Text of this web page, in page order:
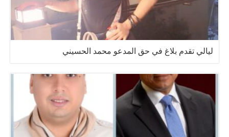
ليالي تقدم بلاغ في حق المدعو محمد الحسيني